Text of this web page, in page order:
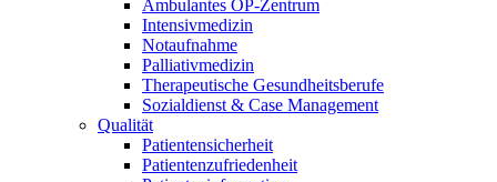
Ambulantes OP-Zentrum
Intensivmedizin
Notaufnahme
Palliativmedizin
Therapeutische Gesundheitsberufe
Sozialdienst & Case Management
Qualität
Patientensicherheit
Patientenzufriedenheit